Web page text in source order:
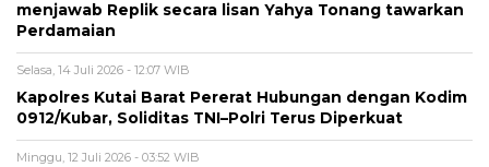
menjawab Replik secara lisan Yahya Tonang tawarkan
Perdamaian
Selasa, 14 Juli 2026 - 12:07 WIB
Kapolres Kutai Barat Pererat Hubungan dengan Kodim
0912/Kubar, Soliditas TNI–Polri Terus Diperkuat
Minggu, 12 Juli 2026 - 03:52 WIB